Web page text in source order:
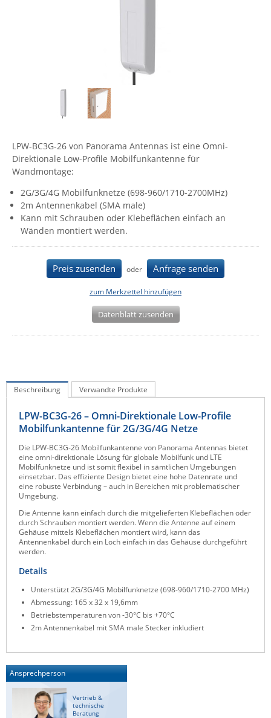
Industrielle Netzwerktechnik / Kommunikation
Wi-Fi - WLAN - Wireless
IT Netzwerktechnik / Kommunikation
RMA / Rücksendung / Support
Fokus Technologies
Gefen
Gude
Guntermann & Drunck
High Sec Labs
HW group
Legrand
Milesight
Netio
Panorama Antennas
PatchSee
Power Kingdom
Poynting
Raritan
Riello UPS
Server Technology
Siretta
SIRIO Antenne
Sunbird
Tactical Software
TEKTELIC
Teltonika
LPW-BC3G-26 von Panorama Antennas ist eine Omni-
Direktionale Low-Profile Mobilfunkantenne für
Wandmontage:
2G/3G/4G Mobilfunknetze (698-960/1710-2700MHz)
2m Antennenkabel (SMA male)
Kann mit Schrauben oder Klebeflächen einfach an
Wänden montiert werden.
Preis zusenden oder Anfrage senden
zum Merkzettel hinzufügen
Datenblatt zusenden
Beschreibung Verwandte Produkte
LPW-BC3G-26 – Omni-Direktionale Low-Profile
Mobilfunkantenne für 2G/3G/4G Netze
Die LPW-BC3G-26 Mobilfunkantenne von Panorama Antennas bietet
eine omni-direktionale Lösung für globale Mobilfunk und LTE
Mobilfunknetze und ist somit flexibel in sämtlichen Umgebungen
einsetzbar. Das effiziente Design bietet eine hohe Datenrate und
eine robuste Verbindung – auch in Bereichen mit problematischer
Umgebung.
Die Antenne kann einfach durch die mitgelieferten Klebeflächen oder
durch Schrauben montiert werden. Wenn die Antenne auf einem
Gehäuse mittels Klebeflächen montiert wird, kann das
Antennenkabel durch ein Loch einfach in das Gehäuse durchgeführt
werden.
Details
Unterstützt 2G/3G/4G Mobilfunknetze (698-960/1710-2700 MHz)
Abmessung: 165 x 32 x 19,6mm
Betriebstemperaturen von -30°C bis +70°C
2m Antennenkabel mit SMA male Stecker inkludiert
Ansprechperson
Vertrieb &
technische
Beratung